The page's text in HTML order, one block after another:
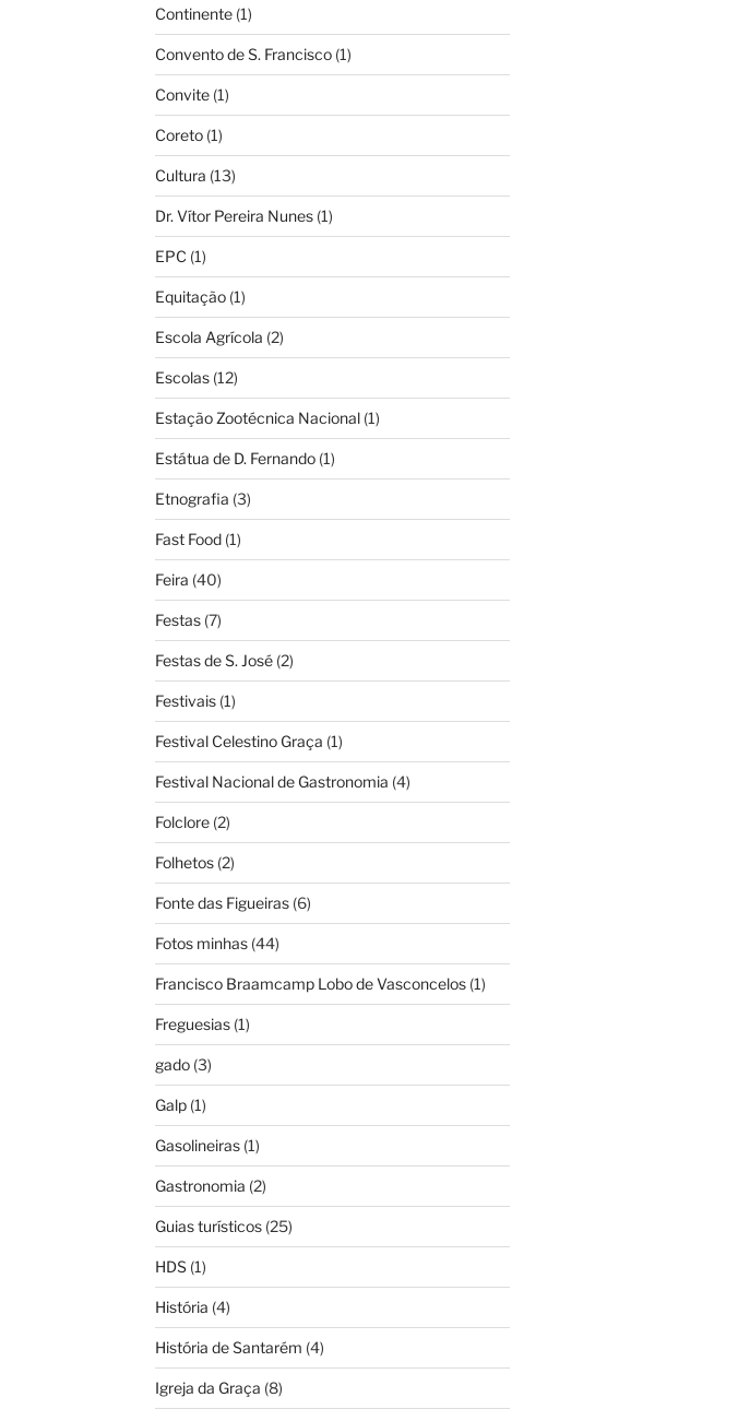
Continente(1)
Convento de S. Francisco(1)
Convite(1)
Coreto(1)
Cultura (13)
Dr. Vítor Pereira Nunes(1)
EPC (1)
Equitação(1)
Escola Agrícola (2)
Escolas(12)
Estação Zootécnica Nacional(1)
Estátua de D. Fernando(1)
Etnografia (3)
Fast Food(1)
Feira (40)
Festas(7)
Festas de S. José(2)
Festivais(1)
Festival Celestino Graça (1)
Festival Nacional de Gastronomia (4)
Folclore(2)
Folhetos(2)
Fonte das Figueiras(6)
Fotos minhas(44)
Francisco Braamcamp Lobo de Vasconcelos(1)
Freguesias(1)
gado(3)
Galp(1)
Gasolineiras(1)
Gastronomia (2)
Guias turísticos(25)
HDS(1)
História (4)
História de Santarém (4)
Igreja da Graça (8)